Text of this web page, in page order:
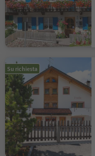
Su richiesta